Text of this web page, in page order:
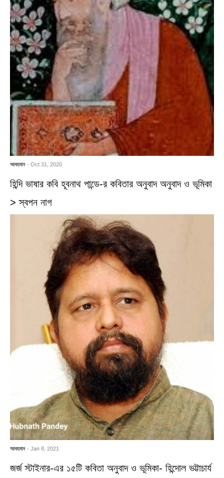
আবহমান - Oct 31, 2020
হিন্দি ভাষার কবি হূবনাথ পান্ডে-র কবিতার অনুবাদ অনুবাদ ও ভূমিকা
> স্বপন নাগ
আবহমান - Jan 8, 2021
জর্জ স্টাইনার-এর ১৫টি কবিতা অনুবাদ ও ভূমিকা- হিন্দোল ভট্টাচার্য